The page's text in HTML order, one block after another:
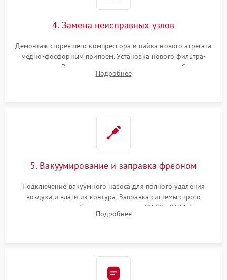
4. Замена неисправных узлов
Демонтаж сгоревшего компрессора и пайка нового агрегата
медно-фосфорным припоем. Установка нового фильтра-
осушителя. Замена изношенных вентиляторов обдува,
сломанных заслонок или поврежденных дверных петель.
Подробнее
5. Вакуумирование и заправка фреоном
Подключение вакуумного насоса для полного удаления
воздуха и влаги из контура. Заправка системы строго
дозированным объемом хладагента (R600a, R134a) по
электронным весам. Контроль рабочего давления в системе.
Подробнее